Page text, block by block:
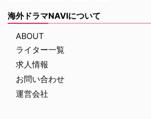
海外ドラマNAVIについて
ABOUT
ライター一覧
求人情報
お問い合わせ
運営会社